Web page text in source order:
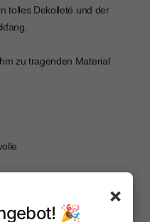
tolles Dekolleté und der
zu tragenden Material
×
🎉